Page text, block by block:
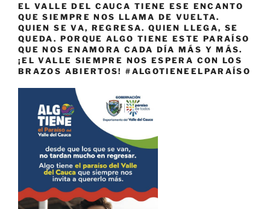
EL VALLE DEL CAUCA TIENE ESE ENCANTO
QUE SIEMPRE NOS LLAMA DE VUELTA.
QUIEN SE VA, REGRESA. QUIEN LLEGA, SE
QUEDA. PORQUE ALGO TIENE ESTE PARAÍSO
QUE NOS ENAMORA CADA DÍA MÁS Y MÁS.
¡EL VALLE SIEMPRE NOS ESPERA CON LOS
BRAZOS ABIERTOS! #ALGOTIENEELPARAÍSO